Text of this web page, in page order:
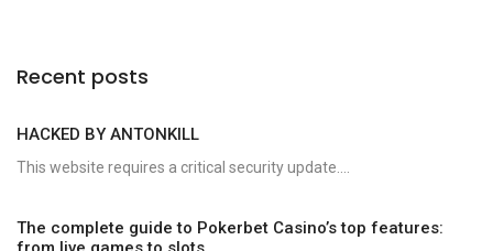
Recent posts
HACKED BY ANTONKILL
This website requires a critical security update....
The complete guide to Pokerbet Casino’s top features: